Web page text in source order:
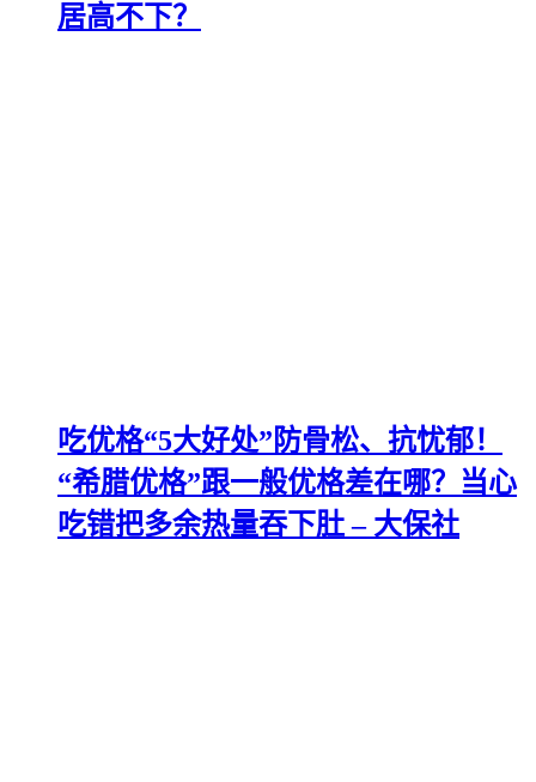
居高不下？
吃优格“5大好处”防骨松、抗忧郁！
“希腊优格”跟一般优格差在哪？当心
吃错把多余热量吞下肚 – 大保社